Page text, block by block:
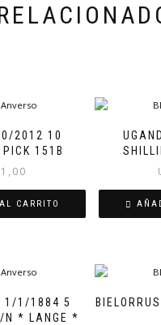
2012 10
151B
1,00
CARRITO
1/1/1884 5
N * LANGE *